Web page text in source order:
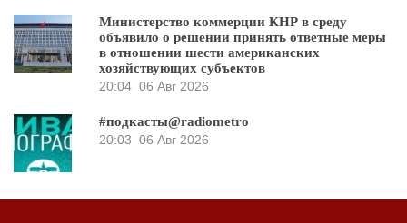
Министерство коммерции КНР в среду
объявило о решении принять ответные меры
в отношении шести американских
хозяйствующих субъектов
20:04 06 Авг 2026
#подкасты@radiometro
20:03 06 Авг 2026